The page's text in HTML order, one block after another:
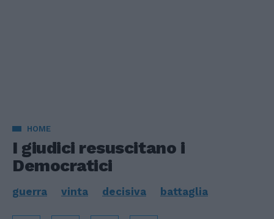
HOME
I giudici resuscitano i
Democratici
guerra vinta decisiva battaglia